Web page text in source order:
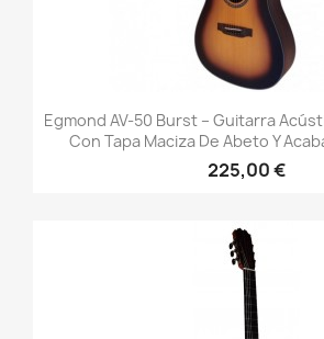
Egmond AV-50 Burst – Guitarra
Con Tapa Maciza De Abeto Y
225,00 €